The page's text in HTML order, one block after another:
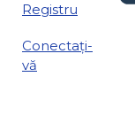
Registru
Conectați-
vă